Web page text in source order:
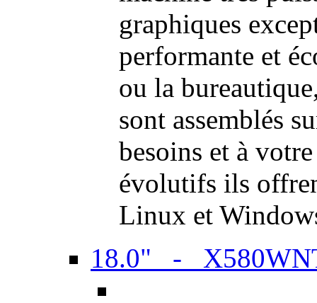
graphiques
performante et
ou la
sont assemblés
besoins et à
évolutifs ils
Linux et
18.0" -